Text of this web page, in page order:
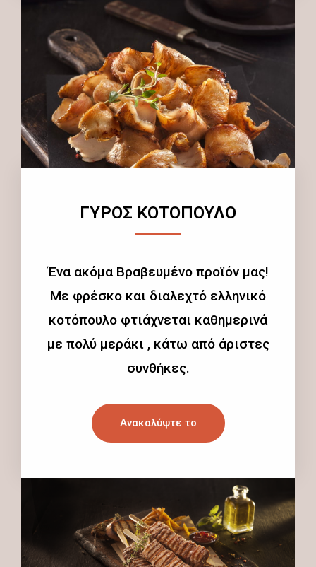
ΓΥΡΟΣ ΚΟΤΟΠΟΥΛΟ
Ένα ακόμα Βραβευμένο προϊόν μας!
Με φρέσκο και διαλεχτό ελληνικό
κοτόπουλο φτιάχνεται καθημερινά
με πολύ μεράκι , κάτω από άριστες
συνθήκες.
Ανακαλύψτε το